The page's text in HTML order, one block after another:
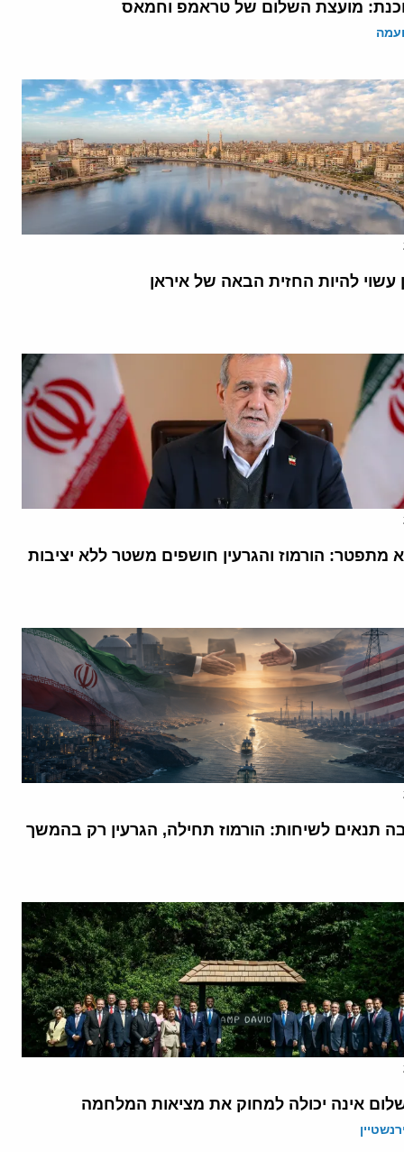
מועצת השלום של טראמפ וחמאס
עשוי להיות החזית הבאה של איראן
מתפטר: הורמוז והגרעין חושפים משטר ללא יציבות
תנאים לשיחות: הורמוז תחילה, הגרעין רק בהמשך
אינה יכולה למחוק את מציאות המלחמה